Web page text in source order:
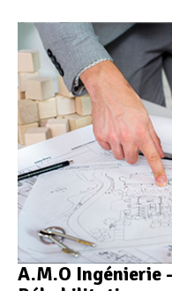
A.M.O Ingénierie